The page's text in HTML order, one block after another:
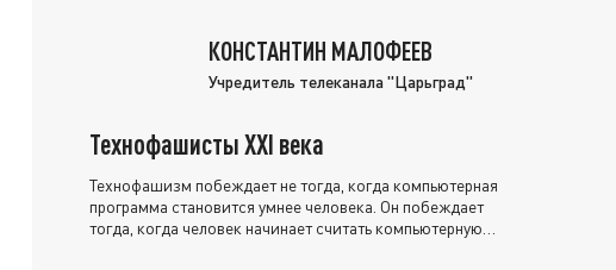
КОНСТАНТИН МАЛОФЕЕВ
Учредитель телеканала "Царьград"
Технофашисты XXI века
Технофашизм побеждает не тогда, когда компьютерная
программа становится умнее человека. Он побеждает
тогда, когда человек начинает считать компьютерную